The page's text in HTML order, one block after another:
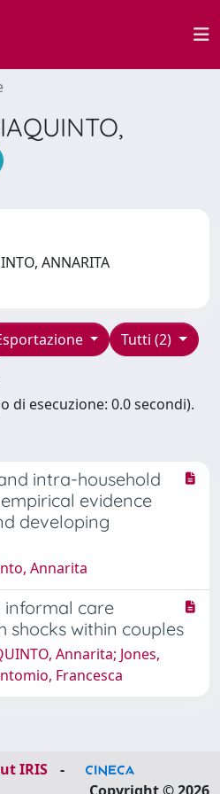
ANNARITA
Tutti (2)
di esecuzione: 0.0 secondi).
intra-household
evidence
developing
Annarita
informal care
shocks within couples
Annarita; Jones,
Francesca
IRIS
-